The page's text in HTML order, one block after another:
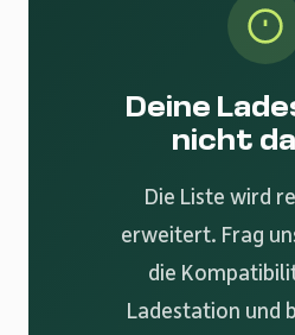
Deine
nicht
Die Liste wird
erweitert. Frag
die
Ladestation und